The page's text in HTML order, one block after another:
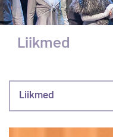
Liikmed
Liikmed